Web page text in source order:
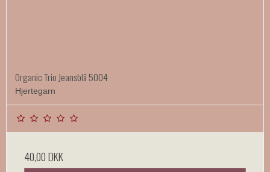
Organic Trio Jeansblå 5004
Hjertegarn
40,00 DKK